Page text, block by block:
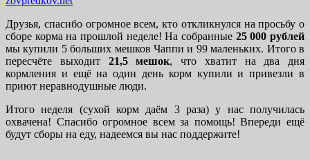
Друзья, спасибо огромное всем, кто откликнулся на просьбу о
сборе корма на прошлой неделе! На собранные 25 000 рублей
мы купили 5 больших мешков Чаппи и 99 маленьких. Итого в
пересчёте выходит 21,5 мешок, что хватит на два дня
кормления и ещё на один день корм купили и привезли в
приют неравнодушные люди.
Итого неделя (сухой корм даём 3 раза) у нас получилась
охвачена! Спасибо огромное всем за помощь! Впереди ещё
будут сборы на еду, надеемся вы нас поддержите!